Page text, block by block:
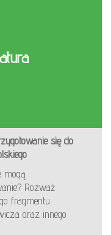
się do
mogą
Rozważ
fragmentu
oraz innego